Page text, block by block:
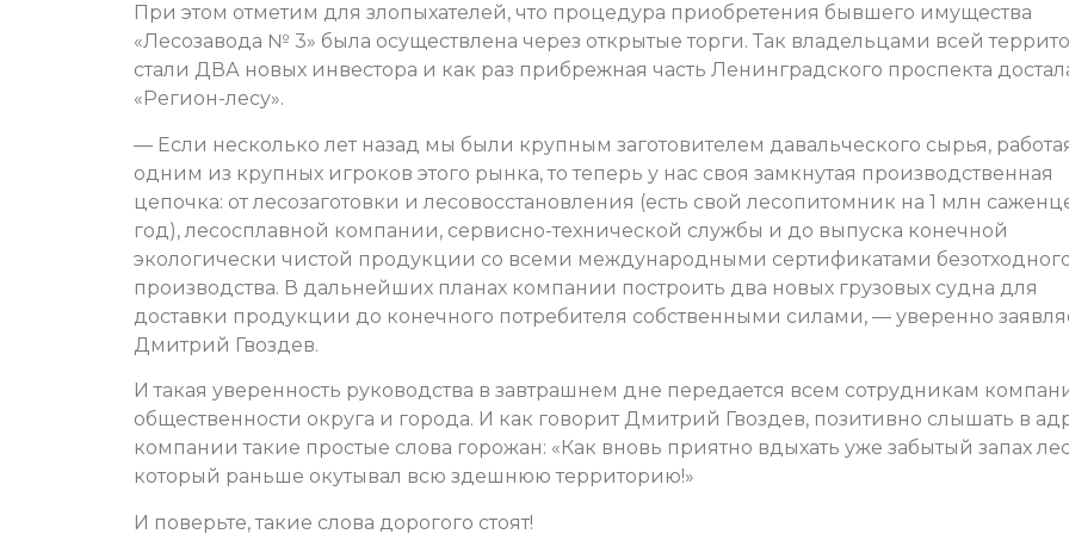
При этом отметим для злопыхателей, что процедура приобретения бывшего имущества
«Лесозавода № 3» была осуществлена через открытые торги. Так владельцами всей
стали ДВА новых инвестора и как раз прибрежная часть Ленинградского проспекта
«Регион-лесу».
— Если несколько лет назад мы были крупным заготовителем давальческого сырья,
одним из крупных игроков этого рынка, то теперь у нас своя замкнутая производственная
цепочка: от лесозаготовки и лесовосстановления (есть свой лесопитомник на 1 млн
год), лесосплавной компании, сервисно-технической службы и до выпуска конечной
экологически чистой продукции со всеми международными сертификатами
производства. В дальнейших планах компании построить два новых грузовых судна для
доставки продукции до конечного потребителя собственными силами, — уверенно
Дмитрий Гвоздев.
И такая уверенность руководства в завтрашнем дне передается всем сотрудникам
общественности округа и города. И как говорит Дмитрий Гвоздев, позитивно слышать в
компании такие простые слова горожан: «Как вновь приятно вдыхать уже забытый запах
который раньше окутывал всю здешнюю территорию!»
И поверьте, такие слова дорогого стоят!